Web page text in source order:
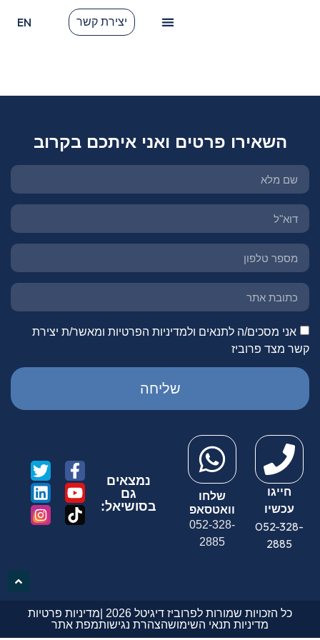
יצירת קשר EN
השאירו פרטים ואני איתכם בקרוב
אני מסכים/ה לתנאים ולמדיניות הפרטיות ומאשר/ת יצירת
קשר מצד פרוביז
שליחה
חייגו
עכשיו
052-328-
2885
שלחו
וואטסאפ
052-328-
2885
נמצאים
גם
בסושיאל:
כל הזכויות שמורות לפרוביז דיגיטל 2026 |
מדיניות פרטיות
מדיניות תנאי השימושהצהרת נגישותמפת אתר